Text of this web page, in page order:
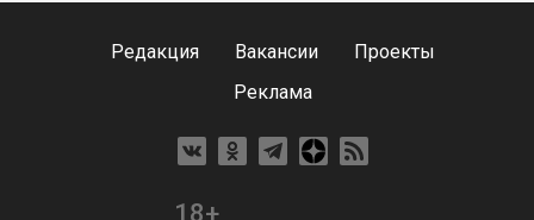
Редакция Вакансии
Проекты
Реклама
18+